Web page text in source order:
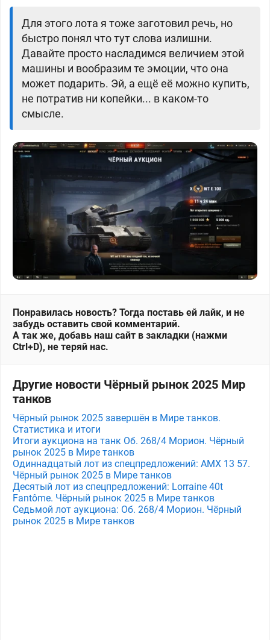
Для этого лота я тоже заготовил речь, но
быстро понял что тут слова излишни.
Давайте просто насладимся величием этой
машины и вообразим те эмоции, что она
может подарить. Эй, а ещё её можно купить,
не потратив ни копейки... в каком-то
смысле.
Понравилась новость? Тогда поставь ей лайк, и не
забудь оставить свой комментарий.
А так же, добавь наш сайт в закладки (нажми
Ctrl+D), не теряй нас.
Другие новости Чёрный рынок 2025 Мир
танков
Чёрный рынок 2025 завершён в Мире танков.
Статистика и итоги
Итоги аукциона на танк Об. 268/4 Морион. Чёрный
рынок 2025 в Мире танков
Одиннадцатый лот из спецпредложений: AMX 13 57.
Чёрный рынок 2025 в Мире танков
Десятый лот из спецпредложений: Lorraine 40t
Fantôme. Чёрный рынок 2025 в Мире танков
Седьмой лот аукциона: Об. 268/4 Морион. Чёрный
рынок 2025 в Мире танков